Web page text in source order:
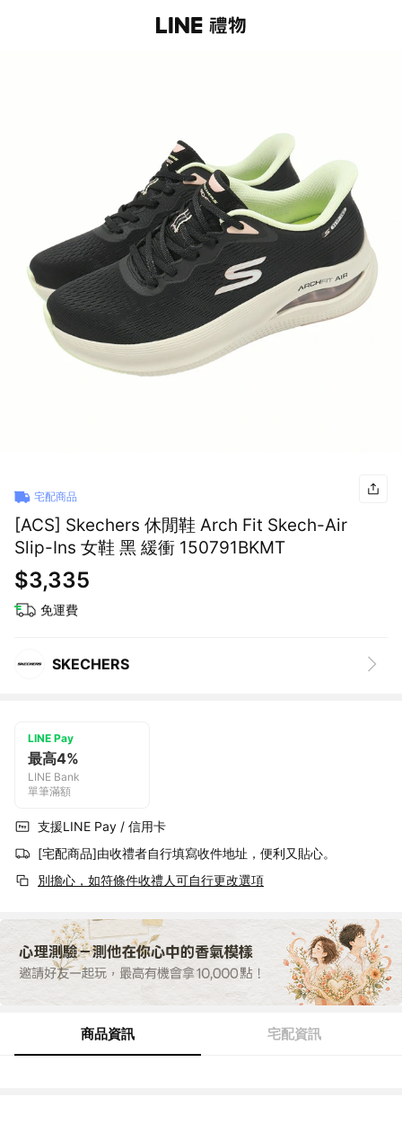
宅配商品
[ACS] Skechers 休閒鞋 Arch Fit Skech-Air
Slip-Ins 女鞋 黑 緩衝 150791BKMT
$3,335
免運費
SKECHERS
LINE Pay
最高4%
LINE Bank
單筆滿額
支援LINE Pay / 信用卡
[宅配商品]由收禮者自行填寫收件地址，便利又貼心。
別擔心，如符條件收禮人可自行更改選項
商品資訊 宅配資訊